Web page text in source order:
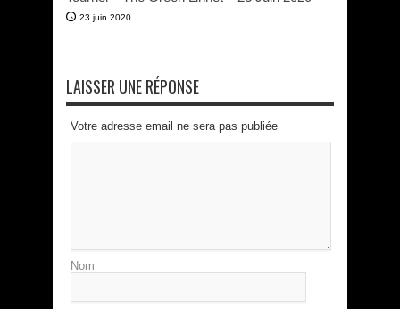
23 juin 2020
LAISSER UNE RÉPONSE
Votre adresse email ne sera pas publiée
Nom